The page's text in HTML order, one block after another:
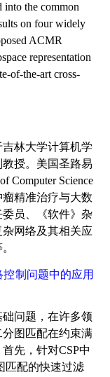
into the common
on four widely
ACMR
representation
of-the-art cross-
吉林大学计算机学
授。美国圣路易
Computer Science
精准治疗与大数
员、《软件》杂
网络及其相关应
制问题中的应用
问题，在许多领
图匹配在约束满
先，针对CSP中
匹配的快速过滤